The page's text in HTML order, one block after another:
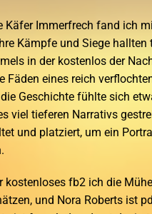
Käfer Immerfrech fand ich
Kämpfe und Siege
in der kostenlos der
Fäden eines reich
Geschichte fühlte sich
viel tieferen Narrativs
und platziert, um ein
kostenloses fb2 ich die
und Nora Roberts ist